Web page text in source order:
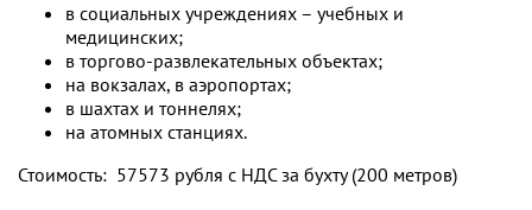
в социальных учреждениях – учебных и
медицинских;
в торгово-развлекательных объектах;
на вокзалах, в аэропортах;
в шахтах и тоннелях;
на атомных станциях.
Стоимость: 57573 рубля с НДС за бухту (200 метров)